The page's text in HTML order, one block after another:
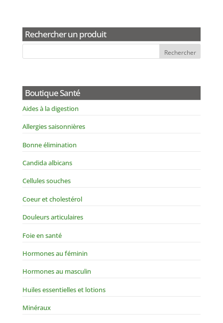
Rechercher un produit
Boutique Santé
Aides à la digestion
Allergies saisonnières
Bonne élimination
Candida albicans
Cellules souches
Coeur et cholestérol
Douleurs articulaires
Foie en santé
Hormones au féminin
Hormones au masculin
Huiles essentielles et lotions
Minéraux